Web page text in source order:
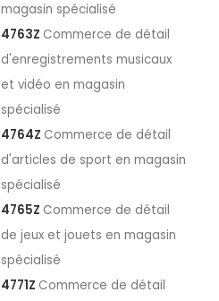
magasin spécialisé
4763Z Commerce de détail
d'enregistrements musicaux
et vidéo en magasin
spécialisé
4764Z Commerce de détail
d'articles de sport en magasin
spécialisé
4765Z Commerce de détail
de jeux et jouets en magasin
spécialisé
4771Z Commerce de détail